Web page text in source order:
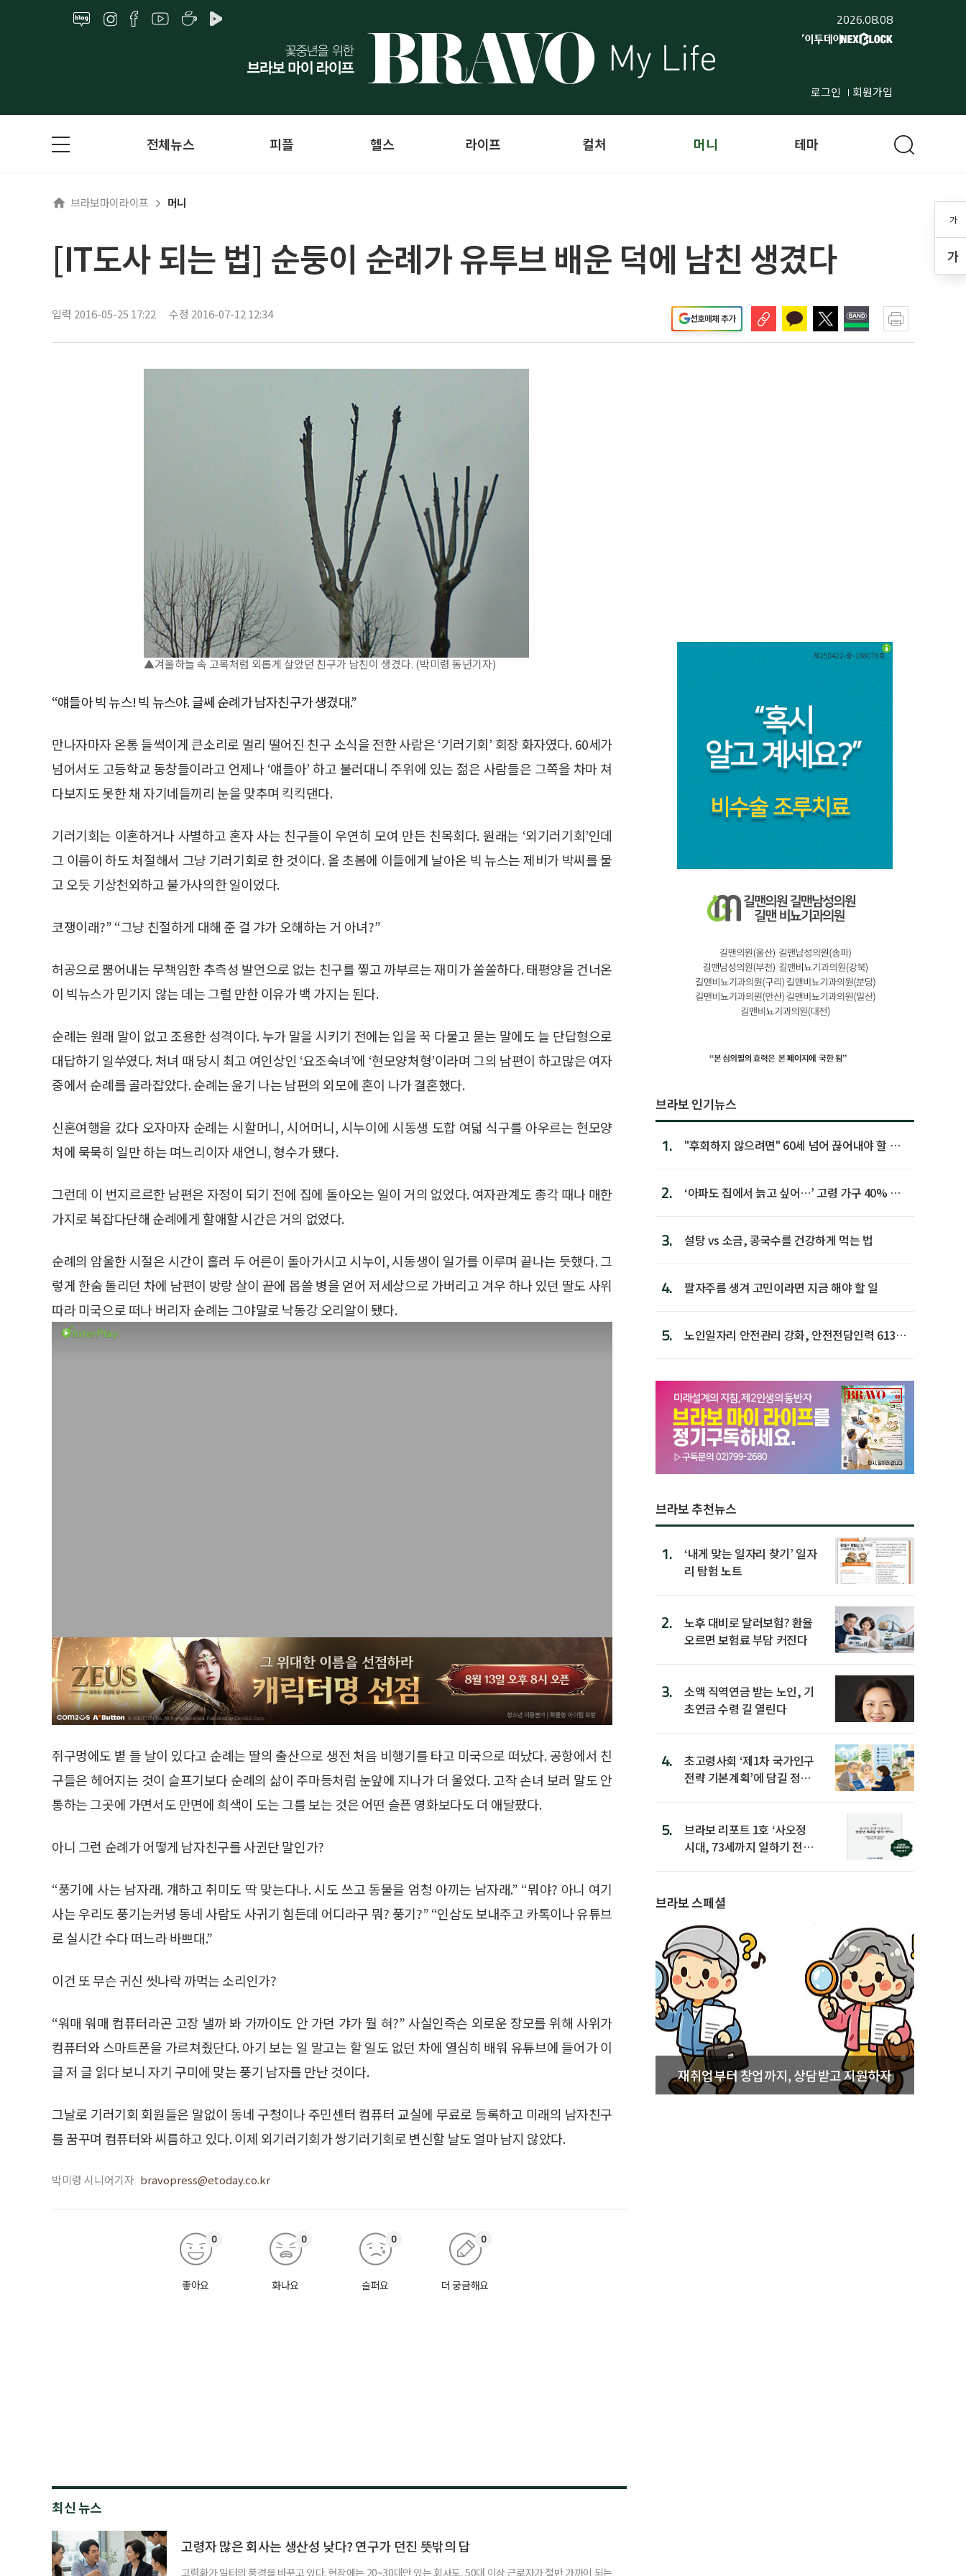
2026.08.08
로그인 회원가입
가
가
전체뉴스 피플 헬스 라이프 컬처 머니 테마
브라보마이라이프 머니
[IT도사 되는 법] 순둥이 순례가 유투브 배운 덕에 남친 생겼다
입력 2016-05-25 17:22 수정 2016-07-12 12:34 선호매체 추가
▲겨울하늘 속 고목처럼 외롭게 살았던 친구가 남친이 생겼다. (박미령 동년기자)
“얘들아 빅 뉴스! 빅 뉴스야. 글쎄 순례가 남자친구가 생겼대.”
만나자마자 온통 들썩이게 큰소리로 멀리 떨어진 친구 소식을 전한 사람은 ‘기러기회’ 회장 화자였다. 60세가
넘어서도 고등학교 동창들이라고 언제나 ‘얘들아’ 하고 불러대니 주위에 있는 젊은 사람들은 그쪽을 차마 쳐
다보지도 못한 채 자기네들끼리 눈을 맞추며 킥킥댄다.
기러기회는 이혼하거나 사별하고 혼자 사는 친구들이 우연히 모여 만든 친목회다. 원래는 ‘외기러기회’인데
그 이름이 하도 처절해서 그냥 기러기회로 한 것이다. 올 초봄에 이들에게 날아온 빅 뉴스는 제비가 박씨를 물
고 오듯 기상천외하고 불가사의한 일이었다.
코쟁이래?” “그냥 친절하게 대해 준 걸 갸가 오해하는 거 아녀?”
허공으로 뿜어내는 무책임한 추측성 발언으로 없는 친구를 찧고 까부르는 재미가 쏠쏠하다. 태평양을 건너온
이 빅뉴스가 믿기지 않는 데는 그럴 만한 이유가 백 가지는 된다.
순례는 원래 말이 없고 조용한 성격이다. 누가 말을 시키기 전에는 입을 꾹 다물고 묻는 말에도 늘 단답형으로
대답하기 일쑤였다. 처녀 때 당시 최고 여인상인 ‘요조숙녀’에 ‘현모양처형’이라며 그의 남편이 하고많은 여자
중에서 순례를 골라잡았다. 순례는 윤기 나는 남편의 외모에 혼이 나가 결혼했다.
신혼여행을 갔다 오자마자 순례는 시할머니, 시어머니, 시누이에 시동생 도합 여덟 식구를 아우르는 현모양
처에 묵묵히 일만 하는 며느리이자 새언니, 형수가 됐다.
그런데 이 번지르르한 남편은 자정이 되기 전에 집에 돌아오는 일이 거의 없었다. 여자관계도 총각 때나 매한
가지로 복잡다단해 순례에게 할애할 시간은 거의 없었다.
순례의 암울한 시절은 시간이 흘러 두 어른이 돌아가시고 시누이, 시동생이 일가를 이루며 끝나는 듯했다. 그
렇게 한숨 돌리던 차에 남편이 방랑 살이 끝에 몹쓸 병을 얻어 저세상으로 가버리고 겨우 하나 있던 딸도 사위
따라 미국으로 떠나 버리자 순례는 그야말로 낙동강 오리알이 됐다.
쥐구멍에도 볕 들 날이 있다고 순례는 딸의 출산으로 생전 처음 비행기를 타고 미국으로 떠났다. 공항에서 친
구들은 헤어지는 것이 슬프기보다 순례의 삶이 주마등처럼 눈앞에 지나가 더 울었다. 고작 손녀 보러 말도 안
통하는 그곳에 가면서도 만면에 희색이 도는 그를 보는 것은 어떤 슬픈 영화보다도 더 애달팠다.
아니 그런 순례가 어떻게 남자친구를 사귄단 말인가?
“풍기에 사는 남자래. 걔하고 취미도 딱 맞는다나. 시도 쓰고 동물을 엄청 아끼는 남자래.” “뭐야? 아니 여기
사는 우리도 풍기는커녕 동네 사람도 사귀기 힘든데 어디라구 뭐? 풍기?” “인삼도 보내주고 카톡이나 유튜브
로 실시간 수다 떠느라 바쁘대.”
이건 또 무슨 귀신 씻나락 까먹는 소리인가?
“워매 워매 컴퓨터라곤 고장 낼까 봐 가까이도 안 가던 갸가 뭘 혀?” 사실인즉슨 외로운 장모를 위해 사위가
컴퓨터와 스마트폰을 가르쳐줬단다. 아기 보는 일 말고는 할 일도 없던 차에 열심히 배워 유튜브에 들어가 이
글 저 글 읽다 보니 자기 구미에 맞는 풍기 남자를 만난 것이다.
그날로 기러기회 회원들은 말없이 동네 구청이나 주민센터 컴퓨터 교실에 무료로 등록하고 미래의 남자친구
를 꿈꾸며 컴퓨터와 씨름하고 있다. 이제 외기러기회가 쌍기러기회로 변신할 날도 얼마 남지 않았다.
박미령 시니어기자 bravopress@etoday.co.kr
좋아요
0
화나요
0
슬퍼요
0
더 궁금해요
0
최신 뉴스
고령자 많은 회사는 생산성 낮다? 연구가 던진 뜻밖의 답
고령화가 일터의 풍경을 바꾸고 있다. 현장에는 20~30대만 있는 회사도, 50대 이상 근로자가 절반 가까이 되는
브라보 인기뉴스
1.
"후회하지 않으려면" 60세 넘어 끊어내야 할 사
2.
‘아파도 집에서 늙고 싶어…’ 고령 가구 40% 노
3. 설탕 vs 소금, 콩국수를 건강하게 먹는 법
4. 팔자주름 생겨 고민이라면 지금 해야 할 일
5.
노인일자리 안전관리 강화, 안전전담인력 613명
브라보 추천뉴스
1.
‘내게 맞는 일자리 찾기’ 일자
리 탐험 노트
2.
노후 대비로 달러보험? 환율
오르면 보험료 부담 커진다
3.
소액 직역연금 받는 노인, 기
초연금 수령 길 열린다
4.
초고령사회 ‘제1차 국가인구
전략 기본계획’에 담길 정책
5.
브라보 리포트 1호 ‘사오정
시대, 73세까지 일하기 전략’
브라보 스페셜
재취업부터 창업까지, 상담받고 지원하자